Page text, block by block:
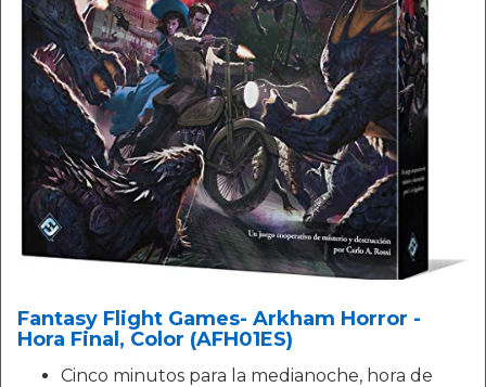
Fantasy Flight Games- Arkham Horror -
Hora Final, Color (AFH01ES)
Cinco minutos para la medianoche, hora de